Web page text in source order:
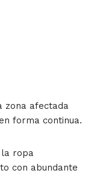
zona afectada
forma continua.
ropa
con abundante